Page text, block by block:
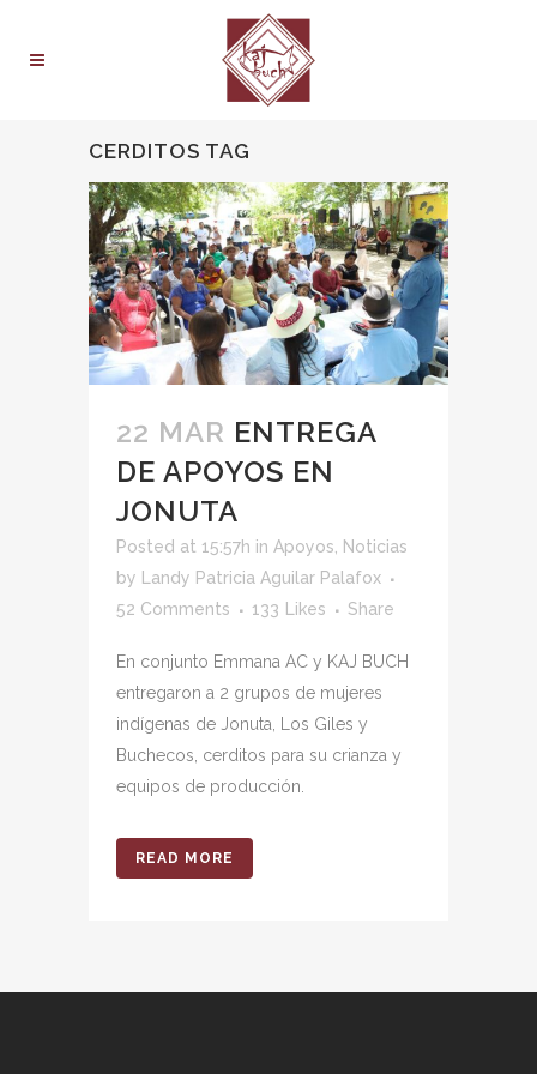
CERDITOS TAG
22 MAR ENTREGA
DE APOYOS EN
JONUTA
Posted at 15:57h in Apoyos
Noticias
by
Landy Patricia Aguilar Palafox
52 Comments
133 Likes Share
En conjunto Emmana AC y KAJ BUCH
entregaron a 2 grupos de mujeres
indígenas de Jonuta, Los Giles y
Buchecos, cerditos para su crianza y
equipos de producción.
READ MORE